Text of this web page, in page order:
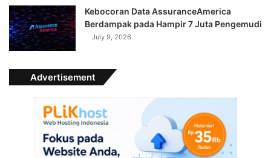
Kebocoran Data AssuranceAmerica
Berdampak pada Hampir 7 Juta Pengemudi
July 9, 2026
Advertisement